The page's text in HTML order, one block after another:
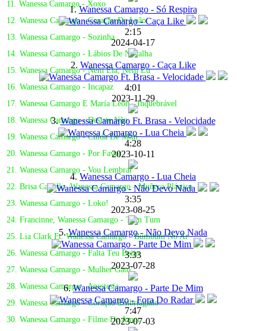
11. Wanessa Camargo - Xoxo
12. Wanessa Camargo - Coração De Leão
13. Wanessa Camargo - Sozinha
14. Wanessa Camargo - Lábios De Navalha
15. Wanessa Camargo - Nem Ela, Nem Eu
16. Wanessa Camargo - Incapaz
17. Wanessa Camargo E María León - Inquebrável
18. Wanessa Camargo - Desiste Não
19. Wanessa Camargo - Cuida De Mim
20. Wanessa Camargo - Por Favor
21. Wanessa Camargo - Vou Lembrar
22. Brisa Carrillo, Wanessa Camargo - Muñeca Plástica
23. Wanessa Camargo - Loko!
24. Francinne, Wanessa Camargo - Tum Tum
25. Lia Clark Ft. Wanessa Camargo - Bumbum No Ar
26. Wanessa Camargo - Falta Teu Beijo
27. Wanessa Camargo - Mulher Gato
28. Wanessa Camargo - Anestesia
29. Wanessa Camargo - Coração Embriagado
30. Wanessa Camargo - Filme De Amor
1.Wanessa Camargo - Só Respira
2:15
2024-04-17
2. Wanessa Camargo - Caça Like
4:01
2023-11-29
3.Wanessa Camargo Ft. Brasa - Velocidade
4:28
2023-10-11
4. Wanessa Camargo - Lua Cheia
3:35
2023-08-25
5.Wanessa Camargo - Não Devo Nada
3:33
2023-07-28
6.Wanessa Camargo - Parte De Mim
7:47
2023-07-03